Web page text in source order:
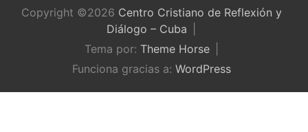
Copyright ©2026 Centro Cristiano de Reflexión y
Diálogo – Cuba
Tema por: Theme Horse
Funciona gracias a: WordPress